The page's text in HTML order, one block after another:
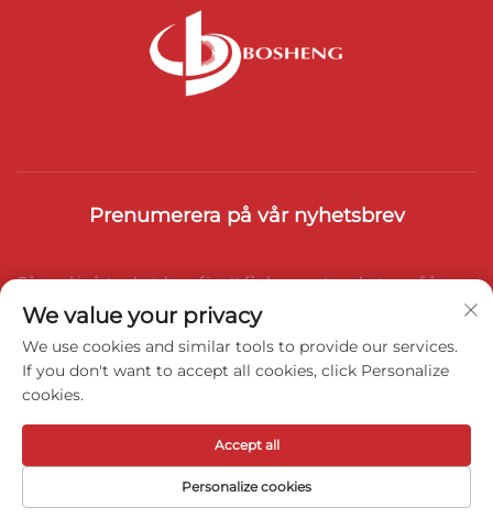
Prenumerera på vår nyhetsbrev
Gå med i vårt nyhetsbrev för att få de senaste nyheterna från
branschen, uppdateringar och insikter från vårt team.
Copyright © 2025 Weihai Bosheng Advanced Materials Co., Ltd.
All rights reserved - Integritetspolicy
We value your privacy
We use cookies and similar tools to provide our services.
If you don't want to accept all cookies, click Personalize
cookies.
Personalize cookies
Accept all